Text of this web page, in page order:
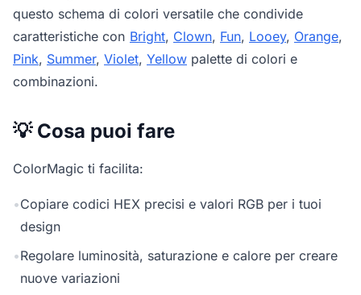
questo schema di colori versatile che condivide
caratteristiche con Bright, Clown, Fun, Looey, Orange,
Pink, Summer, Violet, Yellow palette di colori e
combinazioni.
💡 Cosa puoi fare
ColorMagic ti facilita:
•Copiare codici HEX precisi e valori RGB per i tuoi
design
•Regolare luminosità, saturazione e calore per creare
nuove variazioni